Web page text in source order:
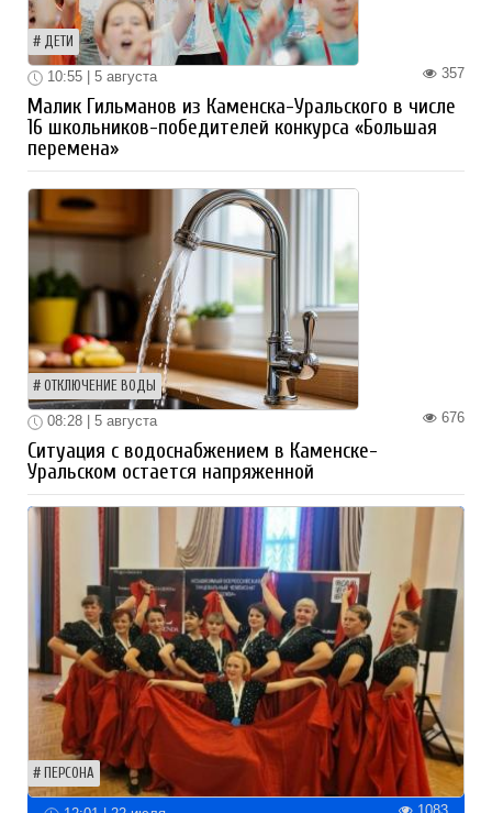
ДЕТИ
357
10:55 | 5 августа
Малик Гильманов из Каменска-Уральского в числе
16 школьников-победителей конкурса «Большая
перемена»
ОТКЛЮЧЕНИЕ ВОДЫ
676
08:28 | 5 августа
Ситуация с водоснабжением в Каменске-
Уральском остается напряженной
ПЕРСОНА